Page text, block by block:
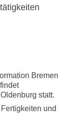
Bremen
statt.
und